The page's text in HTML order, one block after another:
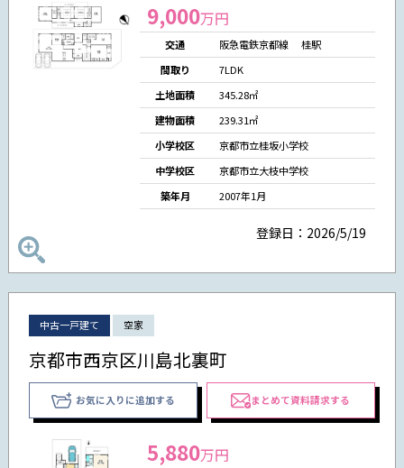
9,000万円
交通
阪急電鉄京都線 桂駅
間取り
7LDK
土地面積
345.28㎡
建物面積
239.31㎡
小学校区
京都市立桂坂小学校
中学校区
京都市立大枝中学校
築年月
2007年1月
登録日：2026/5/19
中古一戸建て 空家
京都市西京区川島北裏町
お気に入りに追加する まとめて資料請求する
5,880万円